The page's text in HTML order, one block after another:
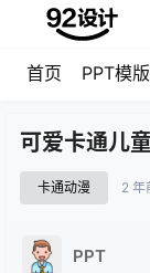
首页 PPT模版
可爱卡通儿
卡通动漫 2 年
PPT